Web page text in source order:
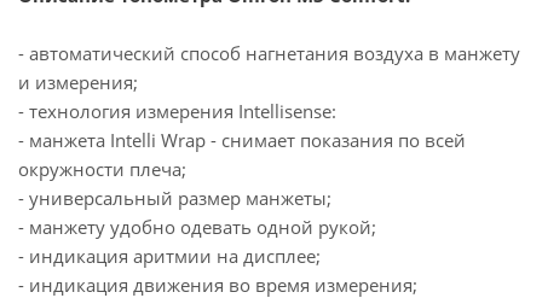
- автоматический способ нагнетания воздуха в манжету
и измерения;
- технология измерения Intellisense:
- манжета Intelli Wrap - снимает показания по всей
окружности плеча;
- универсальный размер манжеты;
- манжету удобно одевать одной рукой;
- индикация аритмии на дисплее;
- индикация движения во время измерения;